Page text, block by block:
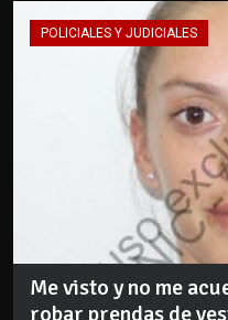
POLICIALES Y JUDICIALES
Me visto y no me
robar prendas de